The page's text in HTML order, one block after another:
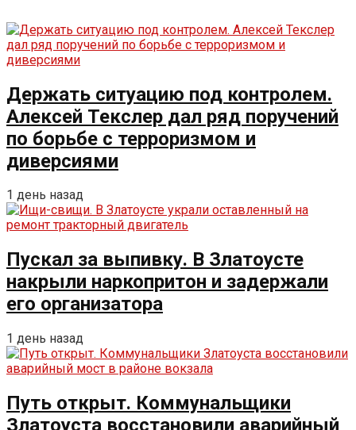
Держать ситуацию под контролем.
Алексей Текслер дал ряд поручений
по борьбе с терроризмом и
диверсиями
1 день назад
Пускал за выпивку. В Златоусте
накрыли наркопритон и задержали
его организатора
1 день назад
Путь открыт. Коммунальщики
Златоуста восстановили аварийный